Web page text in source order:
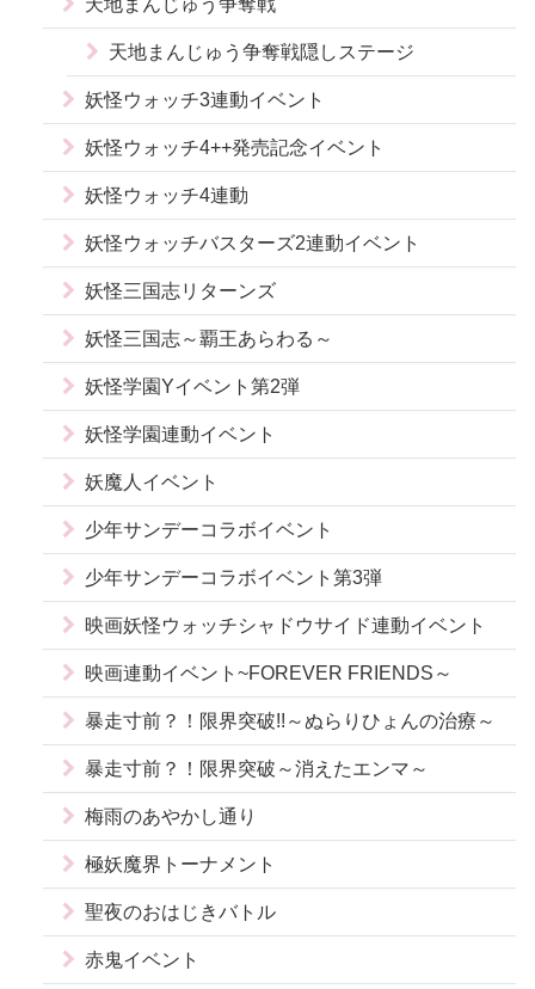
天地まんじゅう争奪戦
天地まんじゅう争奪戦隠しステージ
妖怪ウォッチ3連動イベント
妖怪ウォッチ4++発売記念イベント
妖怪ウォッチ4連動
妖怪ウォッチバスターズ2連動イベント
妖怪三国志リターンズ
妖怪三国志～覇王あらわる～
妖怪学園Yイベント第2弾
妖怪学園連動イベント
妖魔人イベント
少年サンデーコラボイベント
少年サンデーコラボイベント第3弾
映画妖怪ウォッチシャドウサイド連動イベント
映画連動イベント~FOREVER FRIENDS～
暴走寸前？！限界突破!!～ぬらりひょんの治療～
暴走寸前？！限界突破～消えたエンマ～
梅雨のあやかし通り
極妖魔界トーナメント
聖夜のおはじきバトル
赤鬼イベント